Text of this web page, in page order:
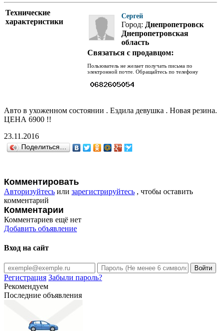
Технические
характеристики
Сергей
Город: Днепропетровск
Днепропетровская
область
Связаться с продавцом:
Пользователь не желает получать письма по
электронной почте. Обращайтесь по телефону
Авто в ухоженном состоянии . Ездила девушка . Новая резина.
ЦЕНА 6900 !!
23.11.2016
Поделиться…
Комментировать
Авторизуйтесь или зарегистрируйтесь , чтобы оставить
комментарий
Комментарии
Комментариев ещё нет
Добавить объявление
Вход на сайт
Регистрация Забыли пароль?
Рекомендуем
Последние объявления